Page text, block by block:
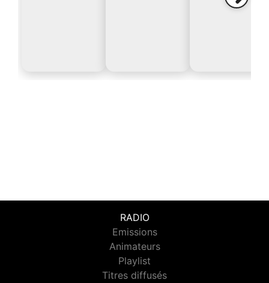
RADIO
Emissions
Animateurs
Playlist
Titres diffusés